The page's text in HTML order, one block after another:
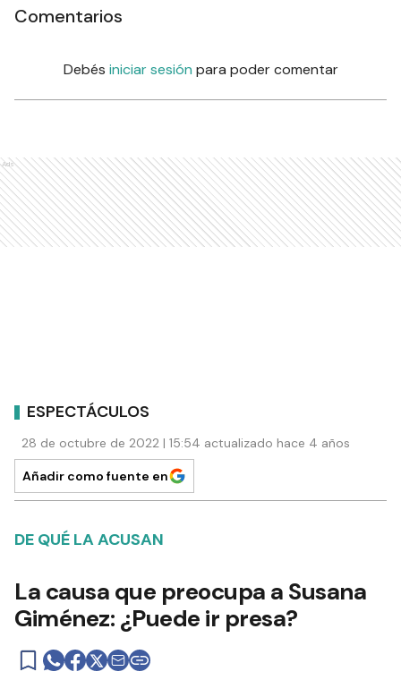
Comentarios
Debés iniciar sesión para poder comentar
Ads
ESPECTÁCULOS
28 de octubre de 2022 | 15:54 actualizado hace 4 años
Añadir como fuente en
DE QUÉ LA ACUSAN
La causa que preocupa a Susana
Giménez: ¿Puede ir presa?